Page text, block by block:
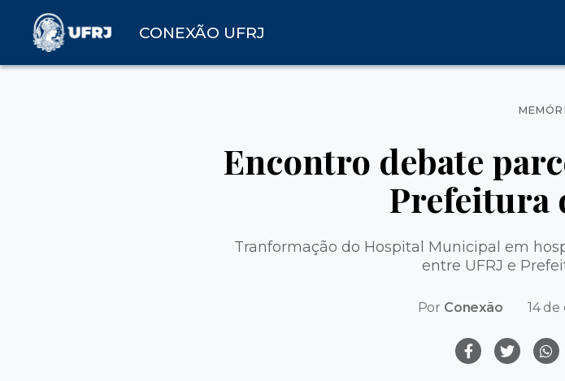
CONEXÃO UFRJ
Encontro debate
Prefeitura
Tranformação do Hospital Municipal em
entre UFRJ e
Por Conexão 14